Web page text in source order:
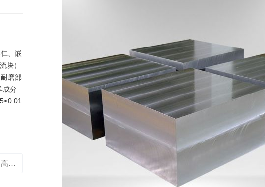
、嵌
块）
磨部
成分
下一篇：84I8ESRCN 高级热作模具钢